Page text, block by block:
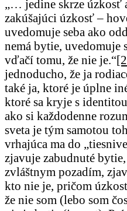
„… jedine skrze úzkosť
zakúšajúci úzkosť –
uvedomuje seba ako
nemá bytie, uvedomuje
vďačí tomu, že nie je.“
jednoducho, že ja
také ja, ktoré je úplne
ktoré sa kryje s
ako si každodenne
sveta je tým samotou
vrhajúca ma do
zjavuje zabudnuté
zvláštnym pozadím,
kto nie je, pričom
že nie som (lebo som